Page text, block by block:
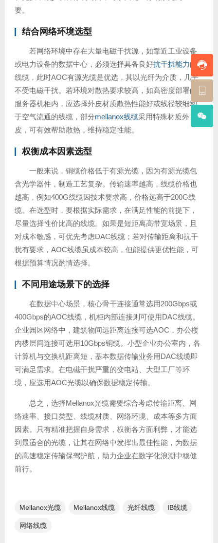
要。
结合网络环境选型
若网络环境中存在大量电磁干扰源，如靠近工业设备
或电力设备的数据中心，必须选择具备良好抗干扰能力的
线缆，此时AOC有源光缆是优选，其以光纤为介质，几乎
不受电磁干扰。若环境对散热要求较高，如高密度部署的
服务器机柜内，应选择外皮材质散热性能好或线径较细利
于空气流通的线缆，部分mellanox线缆采用特殊材质外
皮，可有效帮助散热，维持稳定性能。
权衡成本因素选型
一般来说，铜缆价格低于有源光缆，因为有源光缆包
含光学器件，制造工艺复杂。传输速率越高，线缆价格也
越高，例如400G线缆因技术要求高，价格远高于200G线
缆。在选型时，要根据实际需求，在满足性能的前提下，
尽量选择性价比高的线缆。如果是短距离高带宽场景，且
对成本敏感，可优先考虑DAC线缆；若对传输距离和抗干
扰有要求，AOC线缆虽成本较高，但能提供更优性能，可
根据预算情况酌情选择。
不同用途场景下的选择
在数据中心场景，核心骨干连接通常选用200Gbps或
400Gbps的AOC线缆，机柜内部连接则可使用DAC线缆。
企业园区网络中，建筑物间远距离连接可选AOC，办公楼
内楼层间连接可选用10Gbps铜缆。小型企业办公室内，各
计算机与交换机距离短，基本数据传输业务用DAC线缆即
可满足需求。在电磁干扰严重的变电站、大型工厂等环
境，应选用AOC光缆以确保数据稳定传输。
总之，选择Mellanox光缆需要综合考虑传输距离、网
络速率、接口类型、线缆材质、网络环境、成本等多方面
因素。只有精准把握自身需求，权衡各方面利弊，才能选
到最适合的光缆，让其在网络中发挥出最佳性能，为数据
的高速稳定传输保驾护航，助力企业在数字化浪潮中稳健
前行。
Mellanox光缆 Mellanox线缆 光纤线缆​ IB线缆​
网络线缆